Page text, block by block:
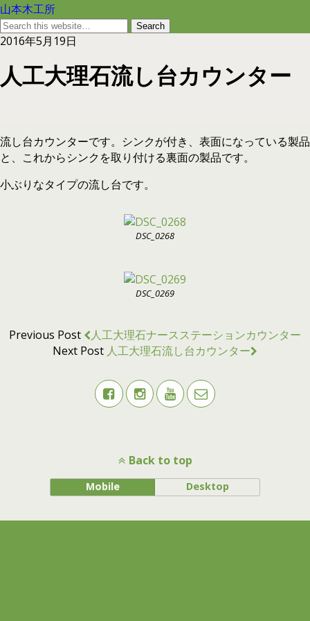
山本木工所
2016年5月19日
人工大理石流し台カウンター
流し台カウンターです。シンクが付き、表面になっている製品
と、これからシンクを取り付ける裏面の製品です。
小ぶりなタイプの流し台です。
DSC_0268
DSC_0269
Previous Post
人工大理石ナースステーションカウンター
Next Post 人工大理石流し台カウンター
Back to top
Mobile Desktop